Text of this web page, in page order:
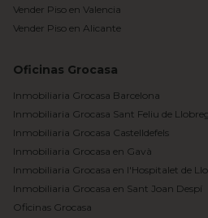
Vender Piso en Valencia
Vender Piso en Alicante
Oficinas Grocasa
Inmobiliaria Grocasa Barcelona
Inmobiliaria Grocasa Sant Feliu de
Inmobiliaria Grocasa Castelldefels
Inmobiliaria Grocasa en Gavà
Inmobiliaria Grocasa en l'Hospitalet de
Inmobiliaria Grocasa en Sant Joan Despí
Oficinas Grocasa